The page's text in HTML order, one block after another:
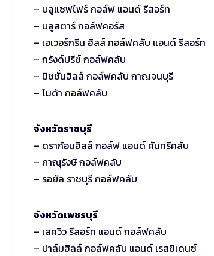
– บลูแซฟไฟร์ กอล์ฟ แอนด์ รีสอร์ท
– บลูสตาร์ กอล์ฟคอร์ส
– เอเวอร์กรีน ฮิลส์ กอล์ฟคลับ แอนด์ รีสอร์ท
– กรังด์ปรีซ์ กอล์ฟคลับ
– มิชชั่นฮิลส์ กอล์ฟคลับ กาญจนบุรี
– ไมด้า กอล์ฟคลับ
จังหวัดราชบุรี
– ดราก้อนฮิลส์ กอล์ฟ แอนด์ คันทรีคลับ
– ภาณุรังษี กอล์ฟคลับ
– รอยัล ราชบุรี กอล์ฟคลับ
จังหวัดเพชรบุรี
– เลควิว รีสอร์ท แอนด์ กอล์ฟคลับ
– ปาล์มฮิลล์ กอล์ฟคลับ แอนด์ เรสซิเดนซ์